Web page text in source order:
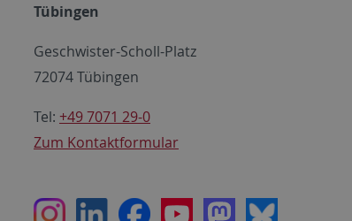
Tübingen
Geschwister-Scholl-Platz
72074 Tübingen
Tel: +49 7071 29-0
Zum Kontaktformular
InstagramLinkedInFacebookYoutubeMastodon
Bluesky